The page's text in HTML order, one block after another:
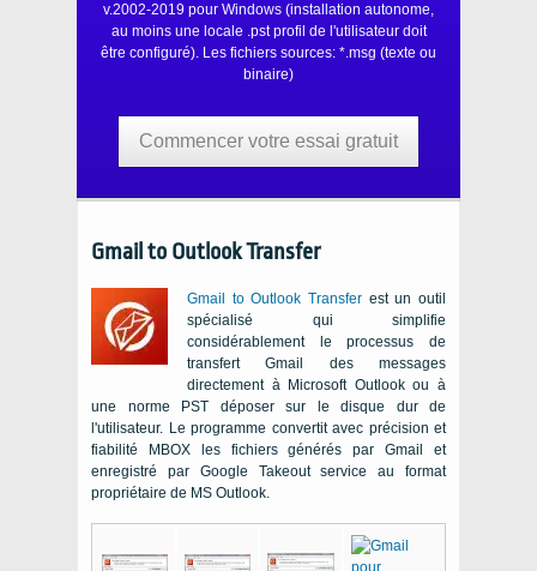
v.2002-2019 pour Windows (installation autonome,
au moins une locale .pstprofil de l'utilisateur doit
être configuré). Les fichiers sources: *.msg (texte ou
binaire)
Commencer votre essai gratuit
Gmail to Outlook Transfer
Gmail to Outlook Transfer est un outil
spécialisé qui simplifie
considérablement le processus de
transfertGmail
des messages
directement à Microsoft Outlookou à
une norme
PST déposer sur le disque dur de
l'utilisateur. Le programme convertit avec précision et
fiabilité
MBOXles fichiers générés parGmail
et
enregistré par Google Takeoutservice au format
propriétaire de MS Outlook.